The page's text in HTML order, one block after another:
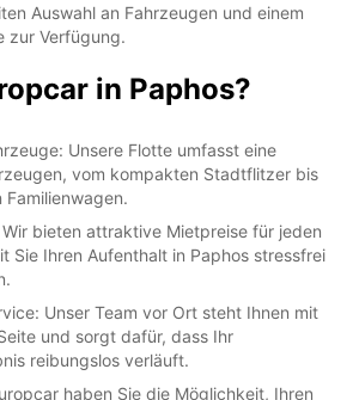
Auswahl an Fahrzeugen und einem
zur Verfügung.
in Paphos?
Unsere Flotte umfasst eine
vom kompakten Stadtflitzer bis
Wir bieten attraktive Mietpreise für jeden
Sie Ihren Aufenthalt in Paphos stressfrei
Unser Team vor Ort steht Ihnen mit
und sorgt dafür, dass Ihr
reibungslos verläuft.
haben Sie die Möglichkeit, Ihren